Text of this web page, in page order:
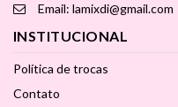
Email: lamixdi@gmail.com
INSTITUCIONAL
Política de trocas
Contato